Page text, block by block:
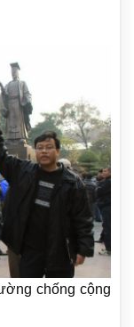
chống cộng